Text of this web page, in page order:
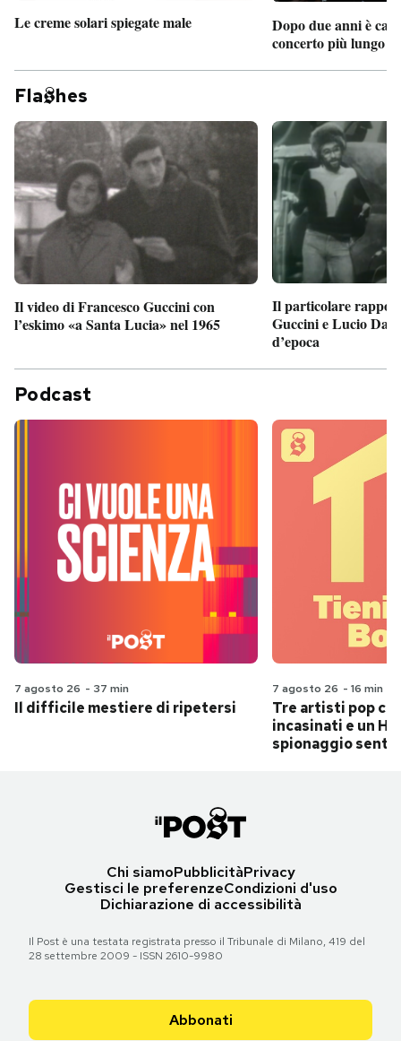
Le creme solari spiegate male
Dopo due anni è
concerto più lungo
Fla hes
Il video di Francesco Guccini con
l’eskimo «a Santa Lucia» nel 1965
Il particolare
Guccini e Lucio
d’epoca
Podcast
7 agosto 26 - 37 min
Il difficile mestiere di ripetersi
7 agosto 26 - 16 min
Tre artisti pop
incasinati e un
spionaggio
Chi siamoPubblicitàPrivacy
Gestisci le preferenzeCondizioni d'uso
Dichiarazione di accessibilità
Il Post è una testata registrata presso il Tribunale di Milano, 419 del
28 settembre 2009 - ISSN 2610-9980
Abbonati